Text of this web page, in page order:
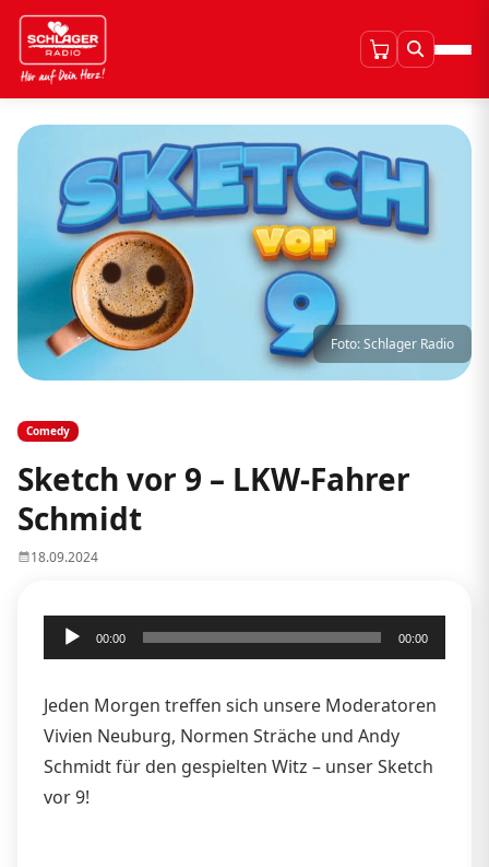
Foto: Schlager Radio
Comedy
Sketch vor 9 – LKW-Fahrer
Schmidt
18.09.2024
Audio-
Player
00:00 00:00
Jeden Morgen treffen sich unsere Moderatoren
Vivien Neuburg, Normen Sträche und Andy
Schmidt für den gespielten Witz – unser Sketch
vor 9!